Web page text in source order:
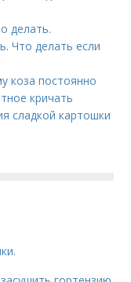
делать.
Что делать если
коза постоянно
кричать
сладкой картошки